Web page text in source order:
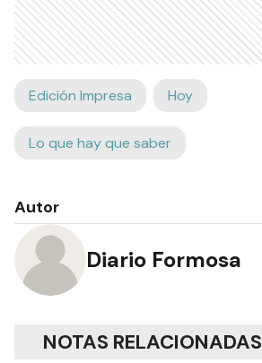
Edición Impresa Hoy
Lo que hay que saber
Autor
Diario Formosa
NOTAS RELACIONADAS